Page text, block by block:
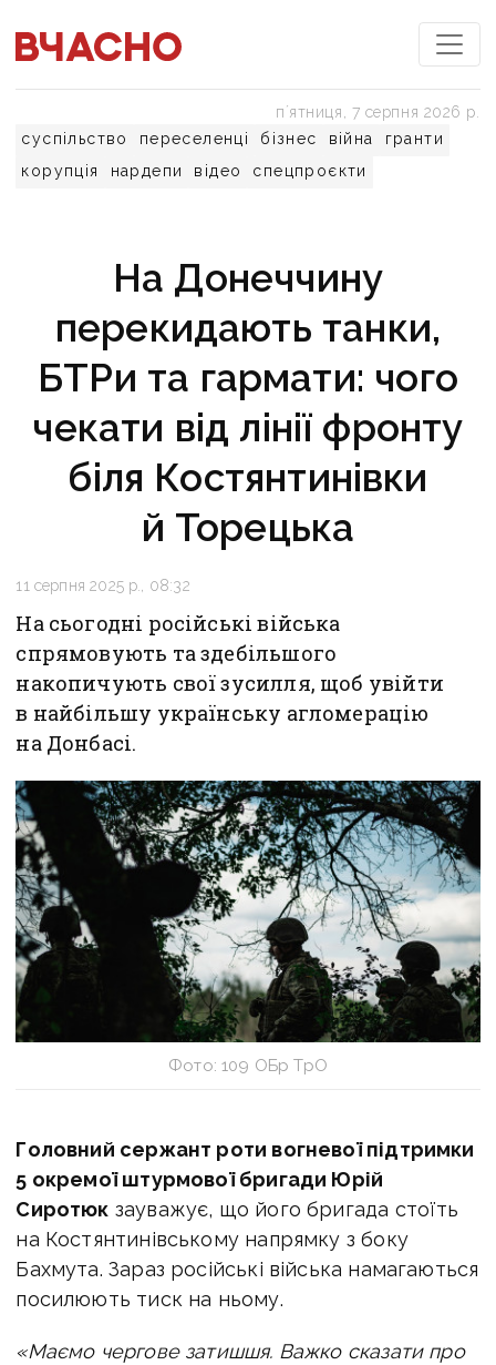
суспільство переселенці бізнес війна
гранти
корупція
нардепи відео спецпроєкти
пʼятниця, 7 серпня 2026 р.
На Донеччину
перекидають танки,
БТРи та гармати: чого
чекати від лінії фронту
біля Костянтинівки
й Торецька
11 серпня 2025 р., 08:32
На сьогодні російські війська
спрямовують та здебільшого
накопичують свої зусилля, щоб увійти
в найбільшу українську агломерацію
на Донбасі.
Фото: 109 ОБр ТрО
Головний сержант роти вогневої підтримки
5 окремої штурмової бригади Юрій
Сиротюк зауважує, що його бригада стоїть
на Костянтинівському напрямку з боку
Бахмута. Зараз російські війська намагаються
посилюють тиск на ньому.
«Маємо чергове затишшя. Важко сказати про